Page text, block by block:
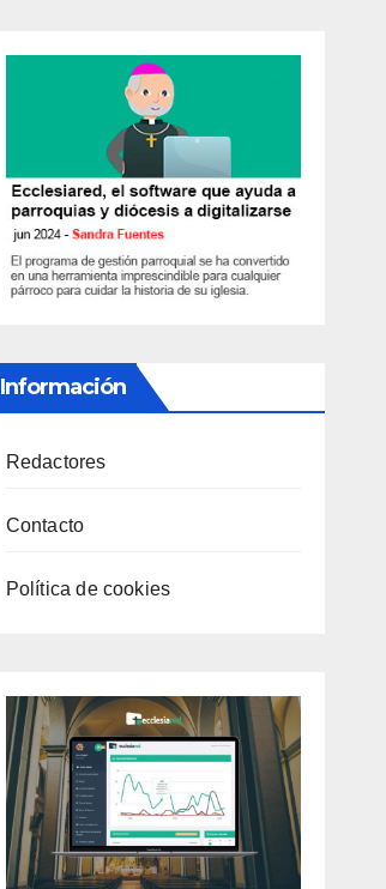
Información
Redactores
Contacto
Política de cookies